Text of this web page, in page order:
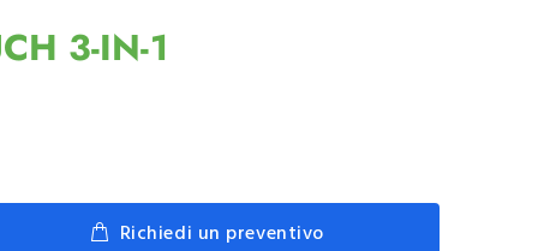
3-IN-1
Richiedi un preventivo